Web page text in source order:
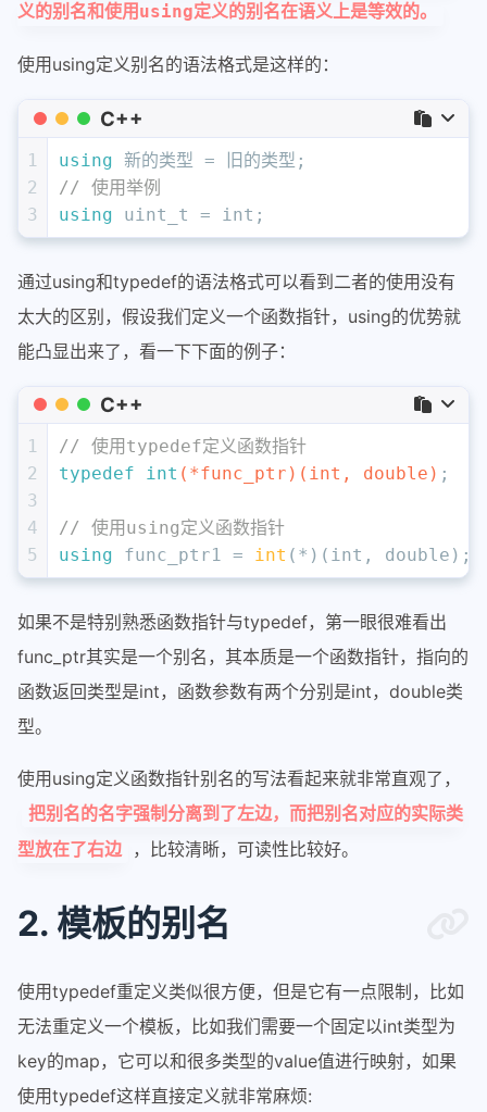
义的别名和使用using定义的别名在语义上是等效的。
使用using定义别名的语法格式是这样的：
C++
1
2
3
using 新的类型 = 旧的类型;
// 使用举例
using
uint_t = int ;
通过using和typedef的语法格式可以看到二者的使用没有
太大的区别，假设我们定义一个函数指针，using的优势就
能凸显出来了，看一下下面的例子：
C++
1
2
3
4
5
// 使用typedef定义函数指针
typedef
int (*func_ptr) ( int , double ) ;
// 使用using定义函数指针
using func_ptr1 = int (*)( int , double );
如果不是特别熟悉函数指针与typedef，第一眼很难看出
func_ptr其实是一个别名，其本质是一个函数指针，指向的
函数返回类型是int，函数参数有两个分别是int，double类
型。
使用using定义函数指针别名的写法看起来就非常直观了，
把别名的名字强制分离到了左边，而把别名对应的实际类
型放在了右边
，比较清晰，可读性比较好。
2. 模板的别名
使用typedef重定义类似很方便，但是它有一点限制，比如
无法重定义一个模板，比如我们需要一个固定以int类型为
key的map，它可以和很多类型的value值进行映射，如果
使用typedef这样直接定义就非常麻烦: